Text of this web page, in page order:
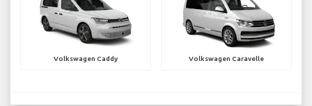
Volkswagen Caddy Volkswagen Caravelle